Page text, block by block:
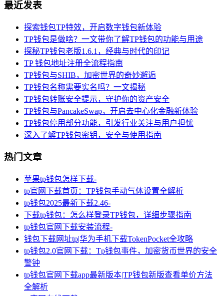
最近发表
探索钱包TP特效，开启数字钱包新体验
TP钱包是做啥？一文带你了解TP钱包的功能与用途
探秘TP钱包老版1.6.1，经典与时代的印记
TP 钱包地址注册全流程指南
TP钱包与SHIB，加密世界的奇妙邂逅
TP钱包名称需要实名吗？一文揭秘
TP钱包转账安全提示，守护你的资产安全
TP钱包与PancakeSwap，开启去中心化金融新体验
TP钱包停用部分功能，引发行业关注与用户担忧
深入了解TP钱包密钥，安全与使用指南
热门文章
苹果tp钱包怎样下载-
tp官网下载首页：TP钱包手动气体设置全解析
tp钱包2025最新下载2.46-
下载tp钱包：怎么样登录TP钱包，详细步骤指南
tp钱包官网下载安装流程-
钱包下载网址tp|华为手机下载TokenPocket全攻略
tp钱包2.0官网下载：Tp钱包事件，加密货币世界的安全
警钟
tp钱包官网下载app最新版本|TP钱包新版查看单价方法
全解析